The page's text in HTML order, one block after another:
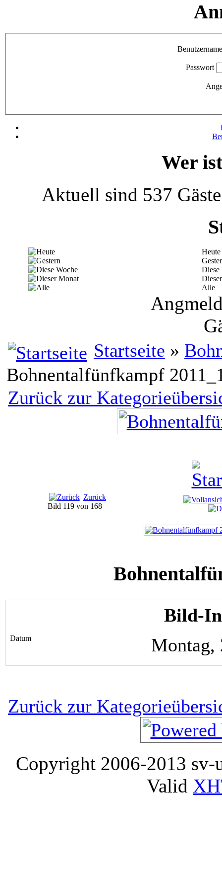
Benutzername
Passwort
Wer
Aktuell sind 537
Heute
Diese
Alle
Startseite »
Bohnentalfünfkampf
Zurück zur
Zurück
Bild 119 von 168
Bild-
Datum Montag,
Zurück zur
Copyright 2006-2013
Valid